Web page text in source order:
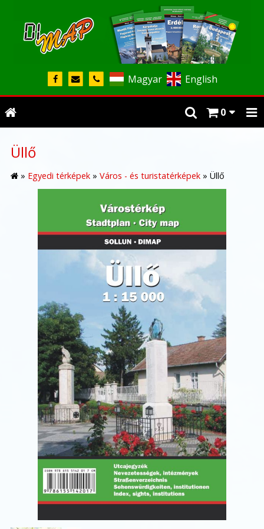
Magyar English
0
Üllő
» Egyedi térképek » Város - és turistatérképek » Üllő